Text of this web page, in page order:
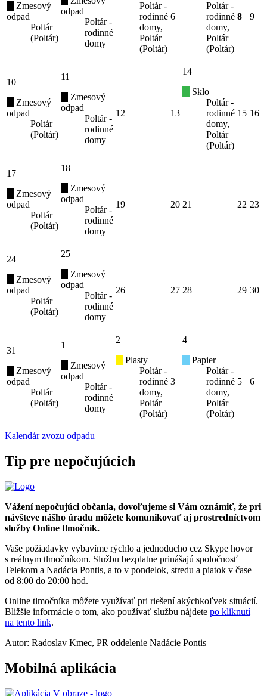
Zmesový
odpad
Poltár
(Poltár)
odpad
Poltár -
rodinné
domy
Poltár -
rodinné
domy,
Poltár
(Poltár)
6
Poltár -
rodinné
domy,
Poltár
(Poltár)
8 9
10
Zmesový
odpad
Poltár
(Poltár)
11
Zmesový
odpad
Poltár -
rodinné
domy
12 13
14
Sklo
Poltár -
rodinné
domy,
Poltár
(Poltár)
15 16
17
Zmesový
odpad
Poltár
(Poltár)
18
Zmesový
odpad
Poltár -
rodinné
domy
19 20 21 22 23
24
Zmesový
odpad
Poltár
(Poltár)
25
Zmesový
odpad
Poltár -
rodinné
domy
26 27 28 29 30
31
Zmesový
odpad
Poltár
(Poltár)
1
Zmesový
odpad
Poltár -
rodinné
domy
2
Plasty
Poltár -
rodinné
domy,
Poltár
(Poltár)
3
4
Papier
Poltár -
rodinné
domy,
Poltár
(Poltár)
5 6
Kalendár zvozu odpadu
Tip pre nepočujúcich
Vážení nepočujúci občania, dovoľujeme si Vám oznámiť, že pri
návšteve nášho úradu môžete komunikovať aj prostredníctvom
služby Online tlmočník.
Vaše požiadavky vybavíme rýchlo a jednoducho cez Skype hovor
s reálnym tlmočníkom. Službu bezplatne prinášajú spoločnosť
Telekom a Nadácia Pontis, a to v pondelok, stredu a piatok v čase
od 8:00 do 20:00 hod.
Online tlmočníka môžete využívať pri riešení akýchkoľvek situácií.
Bližšie informácie o tom, ako používať službu nájdete po kliknutí
na tento link.
Autor: Radoslav Kmec, PR oddelenie Nadácie Pontis
Mobilná aplikácia